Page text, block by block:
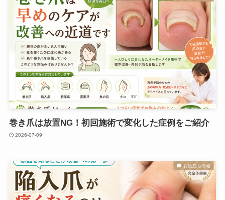
巻き爪は放置NG！初回施術で変化した症例をご紹介
2026-07-09
お役立ち情報